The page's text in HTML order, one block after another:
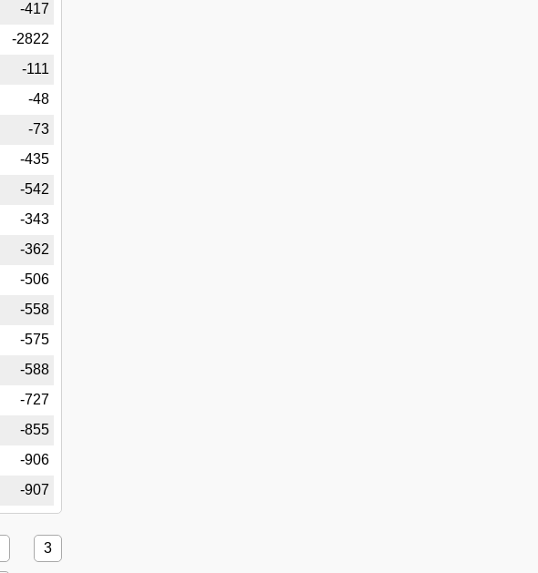
-417
-2822
-111
-48
-73
-435
-542
-343
-362
-506
-558
-575
-588
-727
-855
-906
-907
3